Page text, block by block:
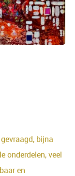
bijna
onderdelen, veel
en